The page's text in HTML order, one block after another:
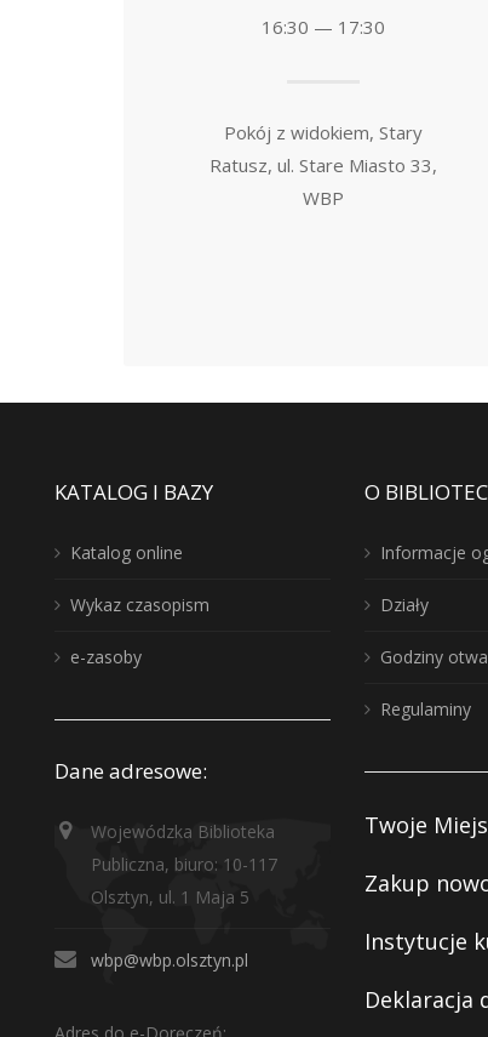
16:30 — 17:30
Pokój z widokiem, Stary
Ratusz, ul. Stare Miasto 33,
WBP
KATALOG I BAZY
Katalog online
Wykaz czasopism
e-zasoby
Dane adresowe:
Wojewódzka Biblioteka
Publiczna, biuro: 10-117
Olsztyn, ul. 1 Maja 5
wbp@wbp.olsztyn.pl
O
Informacje
Działy
Godziny
Regulaminy
Twoje
Zakup
Instytucje
Deklaracja